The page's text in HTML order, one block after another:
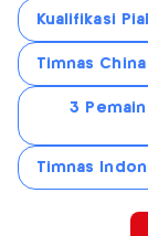
Kualifikasi
Timnas China
3
Timnas